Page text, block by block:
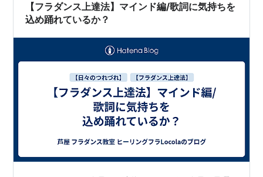
【フラダンス上達法】マインド編/歌詞に気持ちを
込め踊れているか？